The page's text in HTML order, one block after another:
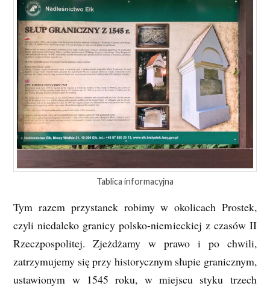
Tablica informacyjna
Tym razem przystanek robimy w okolicach Prostek,
czyli niedaleko granicy polsko-niemieckiej z czasów II
Rzeczpospolitej. Zjeżdżamy w prawo i po chwili,
zatrzymujemy się przy historycznym słupie granicznym,
ustawionym w 1545 roku, w miejscu styku trzech